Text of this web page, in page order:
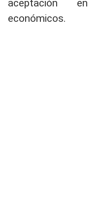
aceptación en
económicos.